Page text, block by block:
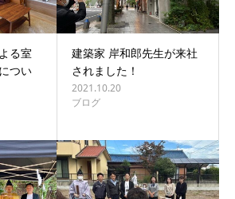
る室
つい
建築家 岸和郎先生が来社
されました！
2021.10.20
ブログ